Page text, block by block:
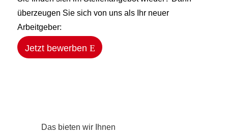
überzeugen Sie sich von uns als Ihr neuer
Arbeitgeber:
Jetzt bewerben
Das bieten wir Ihnen